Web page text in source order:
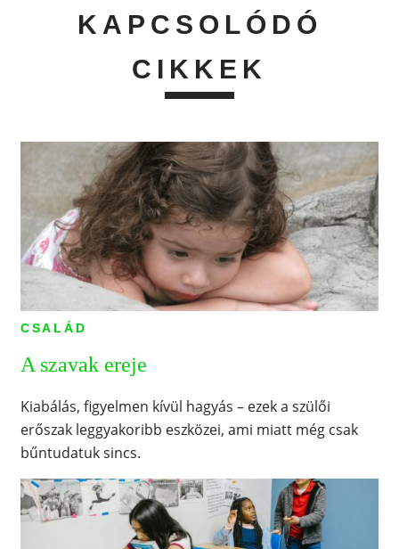
KAPCSOLÓDÓ
CIKKEK
CSALÁD
A szavak ereje
Kiabálás, figyelmen kívül hagyás – ezek a szülői
erőszak leggyakoribb eszközei, ami miatt még csak
bűntudatuk sincs.